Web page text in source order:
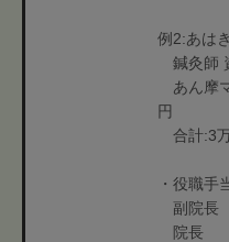
例2:あは
鍼灸師
あん摩
円
合計:3
・役職手
副院
院長